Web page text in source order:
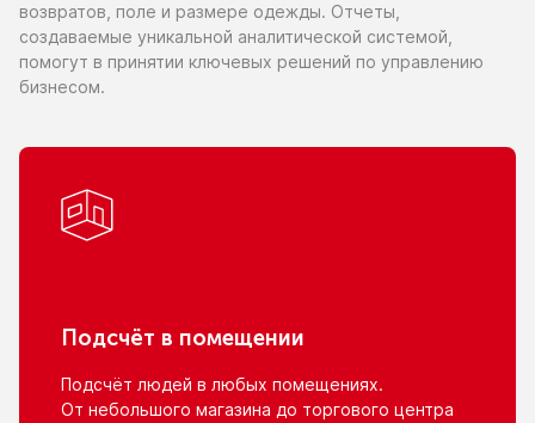
возвратов, поле и размере одежды. Отчеты,
создаваемые уникальной аналитической системой,
помогут в принятии ключевых решений по управлению
бизнесом.
Подсчёт в помещении
Подсчёт людей в любых помещениях.
От небольшого магазина до торгового центра